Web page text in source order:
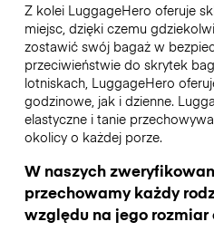
Z kolei LuggageHero oferuje
miejsc, dzięki czemu
zostawić swój bagaż w
przeciwieństwie do skrytek
lotniskach, LuggageHero
godzinowe, jak i dzienne.
elastyczne i tanie
okolicy o każdej porze.
W naszych
przechowamy każdy
względu na jego rozmiar